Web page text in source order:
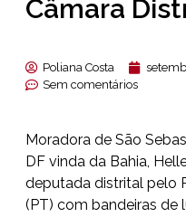
Câmara
Poliana Costa
Sem comentários
Moradora de São
DF vinda da Bahia,
deputada distrital pelo
(PT) com bandeiras de